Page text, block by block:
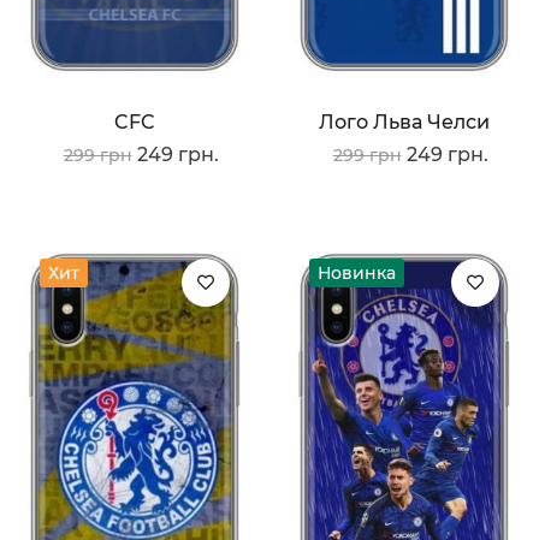
CFC
299 грн 249 грн.
Лого Льва Челси
299 грн 249 грн.
Хит Новинка